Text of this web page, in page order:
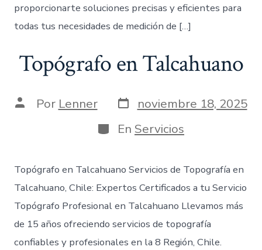
proporcionarte soluciones precisas y eficientes para
todas tus necesidades de medición de […]
Topógrafo en Talcahuano
AutorPor Lenner Fecha
de
publicación
noviembre 18, 2025
Categorías
En Servicios
Topógrafo en Talcahuano Servicios de Topografía en
Talcahuano, Chile: Expertos Certificados a tu Servicio
Topógrafo Profesional en Talcahuano Llevamos más
de 15 años ofreciendo servicios de topografía
confiables y profesionales en la 8 Región, Chile.